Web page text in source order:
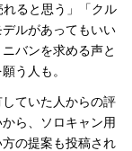
ると思う」「クル
ルがあってもいい
バンを求める声と
う人も。
ていた人からの評
ら、ソロキャン用
の提案も投稿され